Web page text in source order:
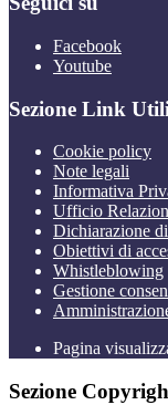
Facebook
Youtube
Sezione Link Utili
Cookie policy
Note legali
Informativa
Ufficio
Dichiarazione
Obiettivi di
Whistleblowing
Gestione
Pagina
Sezione